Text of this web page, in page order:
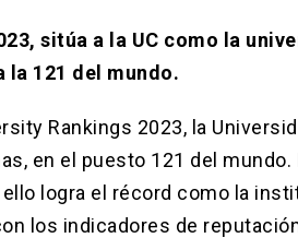
sitúa a la UC como la
la 121 del mundo.
Rankings 2023, la
en el puesto 121 del mundo.
logra el récord como la
los indicadores de